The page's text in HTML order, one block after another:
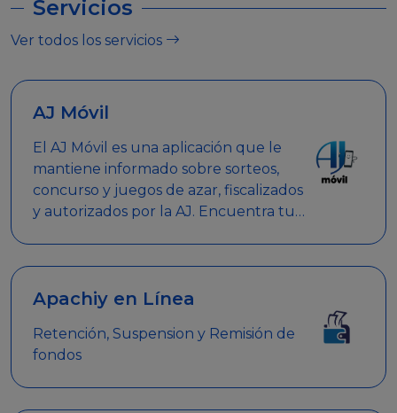
Servicios
Ver todos los servicios
AJ Móvil
El AJ Móvil es una aplicación que le
mantiene informado sobre sorteos,
concurso y juegos de azar, fiscalizados
y autorizados por la AJ. Encuentra tus
clave.
Apachiy en Línea
Retención, Suspension y Remisión de
fondos